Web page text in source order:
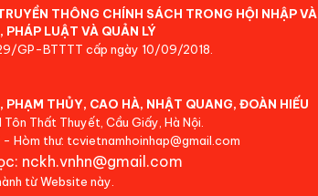
THÔNG CHÍNH SÁCH TRONG HỘI NHẬP VÀ
PHÁP LUẬT VÀ QUẢN LÝ
GP-BTTTT cấp ngày 10/09/2018.
THỦY, CAO HÀ, NHẬT QUANG, ĐOÀN HIẾU
Thất Thuyết, Cầu Giấy, Hà Nội.
- Hòm thư: tcvietnamhoinhap@gmail.com
nckh.vnhn@gmail.com
từ Website này.